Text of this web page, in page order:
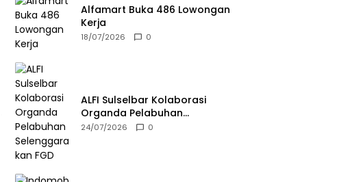
Alfamart Buka 486 Lowongan
Kerja
18/07/2026 0
ALFI Sulselbar Kolaborasi
Organda Pelabuhan
Selenggarakan FGD
24/07/2026 0